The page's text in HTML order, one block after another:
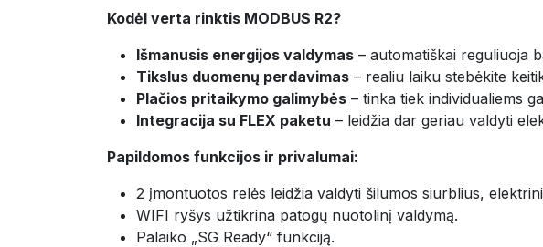
Kodėl verta rinktis MODBUS R2?
Išmanusis energijos valdymas – automatiškai reguliuoja
Tikslus duomenų perdavimas – realiu laiku stebėkite
Plačios pritaikymo galimybės – tinka tiek individualiems
Integracija su FLEX paketu – leidžia dar geriau valdyti
Papildomos funkcijos ir privalumai:
2 įmontuotos relės leidžia valdyti šilumos siurblius,
WIFI ryšys užtikrina patogų nuotolinį valdymą.
Palaiko „SG Ready“ funkciją.